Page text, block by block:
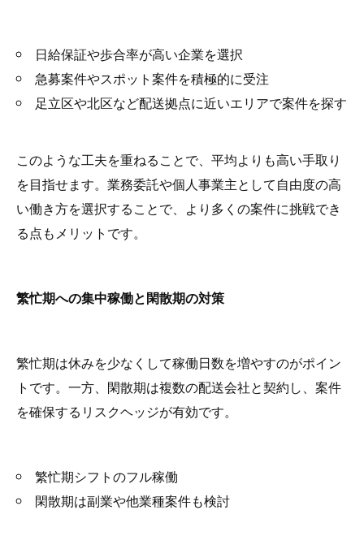
日給保証や歩合率が高い企業を選択
急募案件やスポット案件を積極的に受注
足立区や北区など配送拠点に近いエリアで案件を探す
このような工夫を重ねることで、平均よりも高い手取り
を目指せます。業務委託や個人事業主として自由度の高
い働き方を選択することで、より多くの案件に挑戦でき
る点もメリットです。
繁忙期への集中稼働と閑散期の対策
繁忙期は休みを少なくして稼働日数を増やすのがポイン
トです。一方、閑散期は複数の配送会社と契約し、案件
を確保するリスクヘッジが有効です。
繁忙期シフトのフル稼働
閑散期は副業や他業種案件も検討